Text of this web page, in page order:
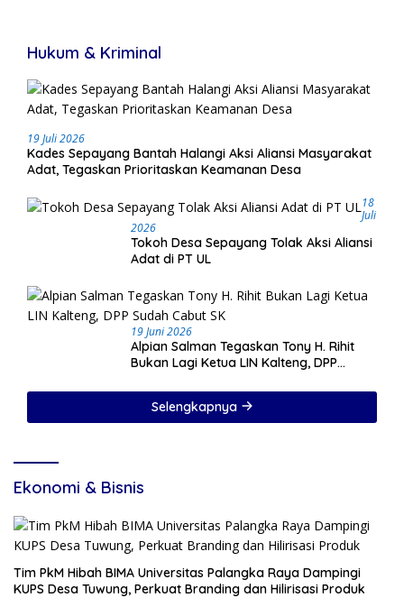
Hukum & Kriminal
19 Juli 2026
Kades Sepayang Bantah Halangi Aksi Aliansi Masyarakat
Adat, Tegaskan Prioritaskan Keamanan Desa
18
Juli
2026
Tokoh Desa Sepayang Tolak Aksi Aliansi
Adat di PT UL
19 Juni 2026
Alpian Salman Tegaskan Tony H. Rihit
Bukan Lagi Ketua LIN Kalteng, DPP
Selengkapnya
Ekonomi & Bisnis
Tim PkM Hibah BIMA Universitas Palangka Raya Dampingi
KUPS Desa Tuwung, Perkuat Branding dan Hilirisasi Produk